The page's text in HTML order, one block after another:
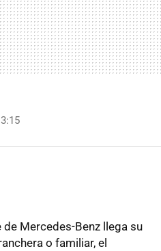
Mercedes-Benz llega su
o familiar, el